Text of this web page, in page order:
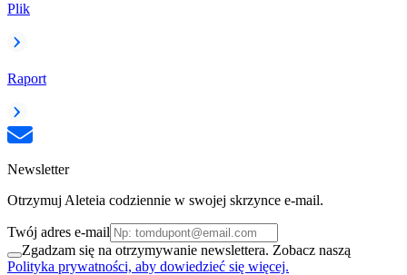
Plik
Raport
Newsletter
Otrzymuj Aleteia codziennie w swojej skrzynce e-mail.
Twój adres e-mail
Zgadzam się na otrzymywanie newslettera. Zobacz naszą
Polityka prywatności, aby dowiedzieć się więcej.